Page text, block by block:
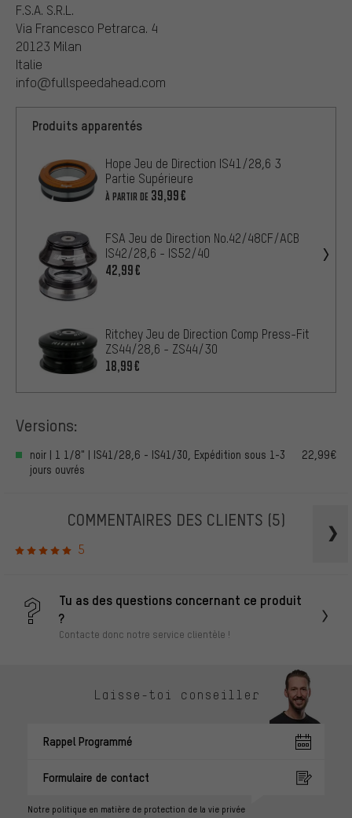
F.S.A. S.R.L.
Via Francesco Petrarca. 4
20123 Milan
Italie
info@fullspeedahead.com
Produits apparentés
Hope Jeu de Direction IS41/28,6 3
Partie Supérieure
À PARTIR DE 39,99€
FSA Jeu de Direction No.42/48CF/ACB
IS42/28,6 - IS52/40
42,99€
Ritchey Jeu de Direction Comp Press-Fit
ZS44/28,6 - ZS44/30
18,99€
Versions:
noir | 1 1/8" | IS41/28,6 - IS41/30, Expédition sous 1-3
jours ouvrés
22,99€
COMMENTAIRES DES CLIENTS (5)
5
Tu as des questions concernant ce produit
?
Contacte donc notre service clientèle !
Laisse-toi conseiller
Rappel Programmé
Formulaire de contact
Notre politique en matière de protection de la vie privée